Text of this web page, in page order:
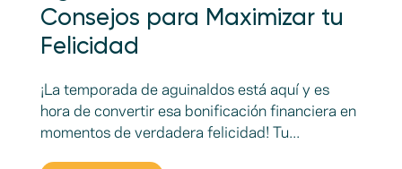
Consejos para Maximizar tu
Felicidad
¡La temporada de aguinaldos está aquí y es
hora de convertir esa bonificación financiera en
momentos de verdadera felicidad! Tu...